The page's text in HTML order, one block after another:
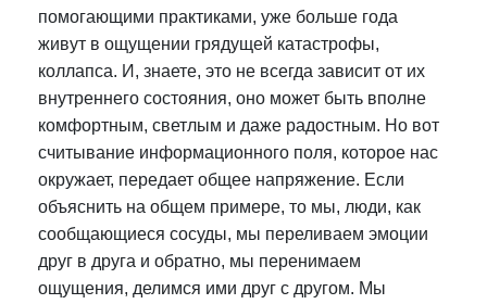
помогающими практиками, уже больше года
живут в ощущении грядущей катастрофы,
коллапса. И, знаете, это не всегда зависит от их
внутреннего состояния, оно может быть вполне
комфортным, светлым и даже радостным. Но вот
считывание информационного поля, которое нас
окружает, передает общее напряжение. Если
объяснить на общем примере, то мы, люди, как
сообщающиеся сосуды, мы переливаем эмоции
друг в друга и обратно, мы перенимаем
ощущения, делимся ими друг с другом. Мы